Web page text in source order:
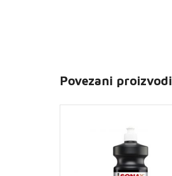
Povezani proizvodi